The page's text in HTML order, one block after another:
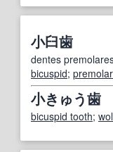
小臼歯
dentes
bicuspid;
小きゅう歯
bicuspid tooth;